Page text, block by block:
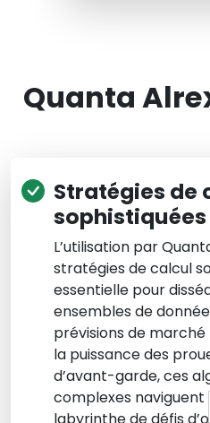
Quanta
Stratégies de
sophistiquées
L’utilisation par
stratégies de calcul
essentielle pour
ensembles de
prévisions de
la puissance des
d’avant-garde, ces
complexes